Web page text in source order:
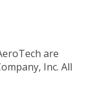
are
Inc. All